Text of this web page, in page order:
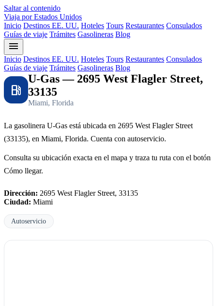
Saltar al contenido
Viaja por Estados Unidos
Inicio Destinos EE. UU. Hoteles Tours Restaurantes Consulados
Guías de viaje Trámites Gasolineras Blog
menu
Inicio Destinos EE. UU. Hoteles Tours Restaurantes Consulados
Guías de viaje Trámites Gasolineras Blog
local_gas_station
U-Gas — 2695 West Flagler Street,
33135
Miami, Florida
La gasolinera U-Gas está ubicada en 2695 West Flagler Street
(33135), en Miami, Florida. Cuenta con autoservicio.
Consulta su ubicación exacta en el mapa y traza tu ruta con el botón
Cómo llegar.
Dirección: 2695 West Flagler Street, 33135
Ciudad: Miami
Autoservicio